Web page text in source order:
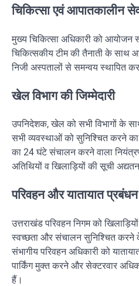
चिकित्सा एवं आपातकालीन
मुख्य चिकित्सा अधिकारी को
चिकित्सकीय टीम की तैनाती के साथ
निजी अस्पतालों से समन्वय स्थापित
खेल विभाग की जिम्मेदारी
उपनिदेशक, खेल को सभी विभागों के
सभी व्यवस्थाओं को सुनिश्चित करने का
का 24 घंटे संचालन करने वाला
अतिथियों व खिलाड़ियों की सूची
परिवहन और यातायात प्रबंधन
उत्तराखंड परिवहन निगम को
स्वच्छता और संचालन सुनिश्चित करने
संभागीय परिवहन अधिकारी को
पार्किंग मुक्त करने और सेक्टरवार
हैं।